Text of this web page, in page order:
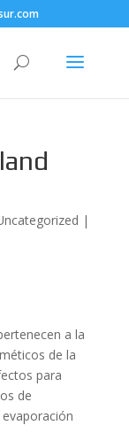
|
a la
de la
para
de